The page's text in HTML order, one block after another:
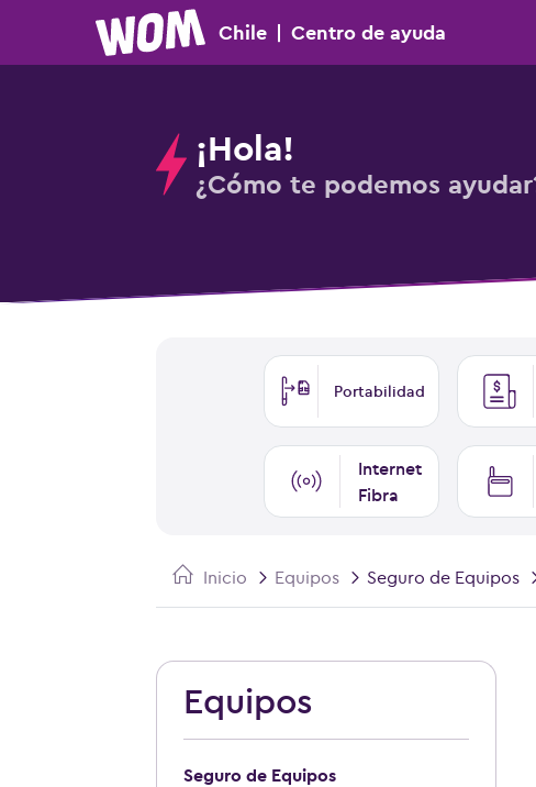
Chile | Centro de ayuda
¡Hola!
¿Cómo te podemos
Portabilidad
Internet
Fibra
Inicio Equipos Seguro de Equipos
Equipos
Seguro de Equipos